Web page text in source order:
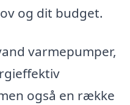
og dit budget.
varmepumper,
også en række